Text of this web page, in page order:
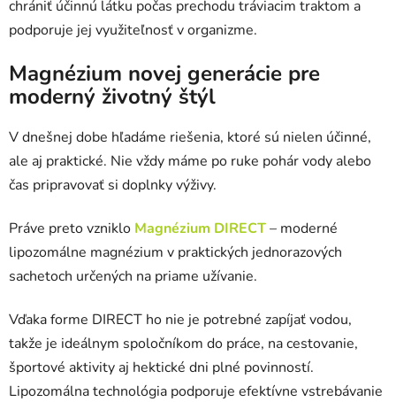
chrániť účinnú látku počas prechodu tráviacim traktom a
podporuje jej využiteľnosť v organizme.
Magnézium novej generácie pre
moderný životný štýl
V dnešnej dobe hľadáme riešenia, ktoré sú nielen účinné,
ale aj praktické. Nie vždy máme po ruke pohár vody alebo
čas pripravovať si doplnky výživy.
Práve preto vzniklo Magnézium DIRECT– moderné
lipozomálne magnézium v praktických jednorazových
sachetoch určených na priame užívanie.
Vďaka forme DIRECT ho nie je potrebné zapíjať vodou,
takže je ideálnym spoločníkom do práce, na cestovanie,
športové aktivity aj hektické dni plné povinností.
Lipozomálna technológia podporuje efektívne vstrebávanie